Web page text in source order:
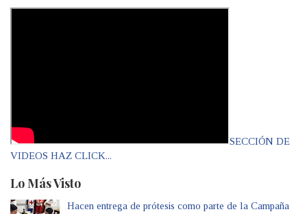
SECCIÓN DE
VIDEOS HAZ CLICK...
Lo Más Visto
Hacen entrega de prótesis como parte de la Campaña